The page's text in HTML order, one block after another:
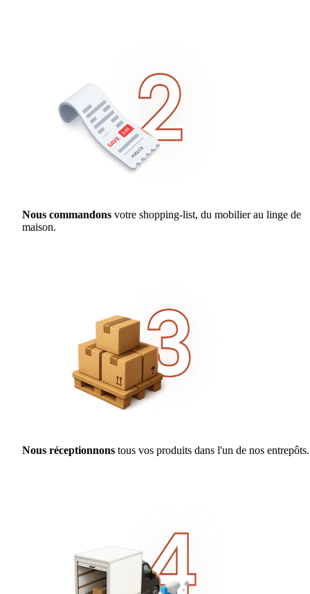
Nous commandons votre shopping-list, du mobilier au linge de
maison.
Nous réceptionnons tous vos produits dans l'un de nos entrepôts.